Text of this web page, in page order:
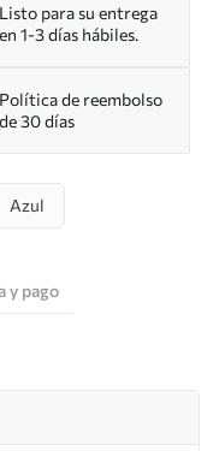
Listo para su entrega
en 1-3 días hábiles.
Política de reembolso
de 30 días
Azul
y pago